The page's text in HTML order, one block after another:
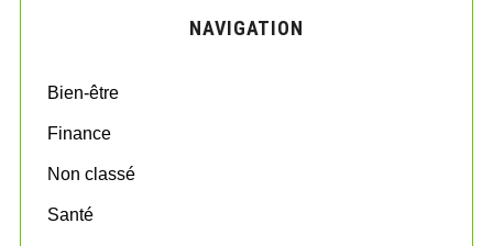
o
:
NAVIGATION
Bien-être
Finance
Non classé
Santé